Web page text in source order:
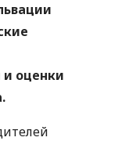
и оценки